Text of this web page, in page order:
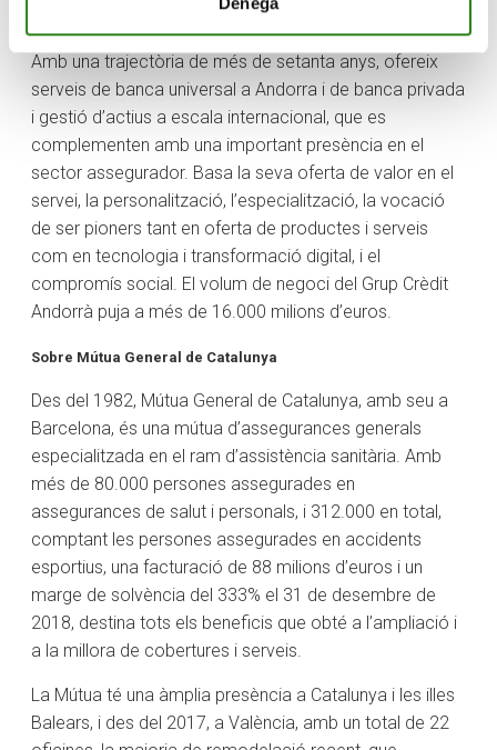
presència en altres importants places financeres
d’Europa i Amèrica, com Espanya, Luxemburg i Miami.
Amb una trajectòria de més de setanta anys, ofereix
serveis de banca universal a Andorra i de banca privada
i gestió d’actius a escala internacional, que es
complementen amb una important presència en el
sector assegurador. Basa la seva oferta de valor en el
servei, la personalització, l’especialització, la vocació
de ser pioners tant en oferta de productes i serveis
com en tecnologia i transformació digital, i el
compromís social. El volum de negoci del Grup Crèdit
Andorrà puja a més de 16.000 milions d’euros.
Sobre Mútua General de Catalunya
Des del 1982, Mútua General de Catalunya, amb seu a
Barcelona, és una mútua d’assegurances generals
especialitzada en el ram d’assistència sanitària. Amb
més de 80.000 persones assegurades en
assegurances de salut i personals, i 312.000 en total,
comptant les persones assegurades en accidents
esportius, una facturació de 88 milions d’euros i un
marge de solvència del 333% el 31 de desembre de
2018, destina tots els beneficis que obté a l’ampliació i
a la millora de cobertures i serveis.
La Mútua té una àmplia presència a Catalunya i les illes
Balears, i des del 2017, a València, amb un total de 22